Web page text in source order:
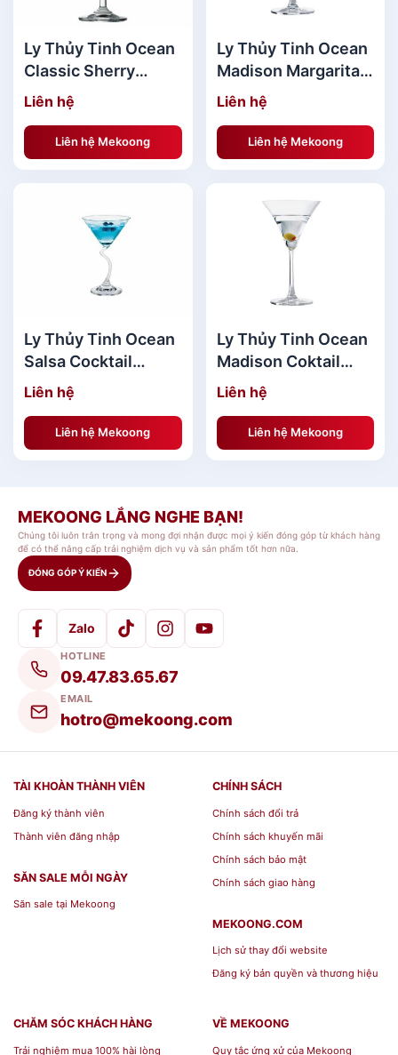
Ly Thủy Tinh Ocean
Classic Sherry
130ml - Ly vang đỏ
Liên hệ
Liên hệ Mekoong
Ly Thủy Tinh Ocean
Madison Margarita
345ml
Liên hệ
Liên hệ Mekoong
Ly Thủy Tinh Ocean
Salsa Cocktail
210ml
Liên hệ
Liên hệ Mekoong
Ly Thủy Tinh Ocean
Madison Coktail
285ml
Liên hệ
Liên hệ Mekoong
MEKOONG LẮNG NGHE BẠN!
Chúng tôi luôn trân trọng và mong đợi nhận được mọi ý kiến đóng góp từ khách hàng
để có thể nâng cấp trải nghiệm dịch vụ và sản phẩm tốt hơn nữa.
ĐÓNG GÓP Ý KIẾN
Zalo
HOTLINE
09.47.83.65.67
EMAIL
hotro@mekoong.com
TÀI KHOÀN THÀNH VIÊN
Đăng ký thành viên
Thành viên đăng nhập
SĂN SALE MỖI NGÀY
Săn sale tại Mekoong
CHÍNH SÁCH
Chính sách đổi trả
Chính sách khuyến mãi
Chính sách bảo mật
Chính sách giao hàng
MEKOONG.COM
Lịch sử thay đổi website
Đăng ký bản quyền và thương hiệu
CHĂM SÓC KHÁCH HÀNG
Trải nghiệm mua 100% hài lòng
VỀ MEKOONG
Quy tắc ứng xử của Mekoong